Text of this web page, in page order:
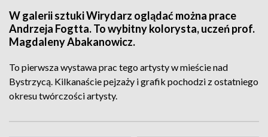
W galerii sztuki Wirydarz oglądać można prace
Andrzeja Fogtta. To wybitny kolorysta, uczeń prof.
Magdaleny Abakanowicz.
To pierwsza wystawa prac tego artysty w mieście nad
Bystrzycą. Kilkanaście pejzaży i grafik pochodzi z ostatniego
okresu twórczości artysty.